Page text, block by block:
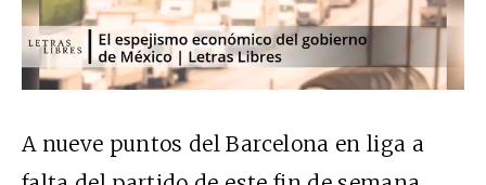
A nueve puntos del Barcelona en liga a